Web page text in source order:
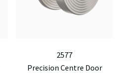
2577
Precision Centre Door